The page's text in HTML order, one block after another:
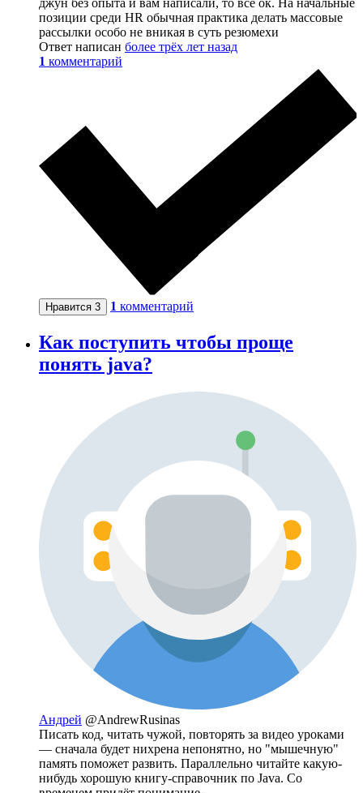
джун без опыта и вам написали, то все ок. На начальные
позиции среди HR обычная практика делать массовые
рассылки особо не вникая в суть резюмехи
Ответ написан более трёх лет назад
1 комментарий
Нравится 3 1 комментарий
Как поступить чтобы проще
понять java?
Андрей @AndrewRusinas
Писать код, читать чужой, повторять за видео уроками
— сначала будет нихрена непонятно, но "мышечную"
память поможет развить. Параллельно читайте какую-
нибудь хорошую книгу-справочник по Java. Со